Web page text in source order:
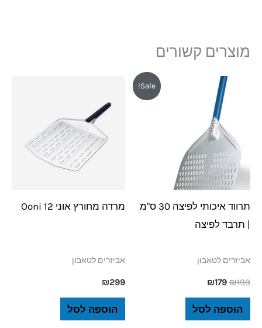
מוצרים קשורים
Sale!
תרווד איכותי לפיצה 30 ס"מ
| תרבד לפיצה
אביזרים לטאבון
₪199
המחיר
המקורי
היה:
₪199.
₪179
הוספה לסל
מרדה מחורץ אוני 12 Ooni
אביזרים לטאבון
₪299
הוספה לסל